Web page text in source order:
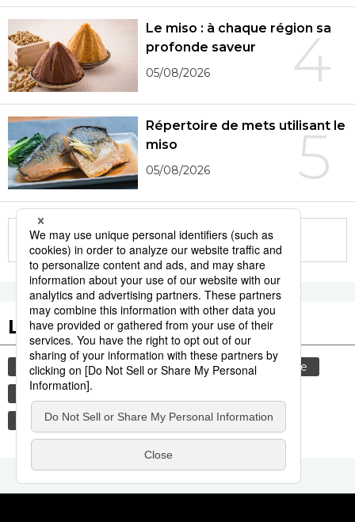
4
Le miso : à chaque région sa
profonde saveur
05/08/2026
5
Répertoire de mets utilisant le
miso
05/08/2026
More in this series
Les tags populaires
gastronomie histoire culture
femme
sexe
edo
vie quotidienne
tourisme